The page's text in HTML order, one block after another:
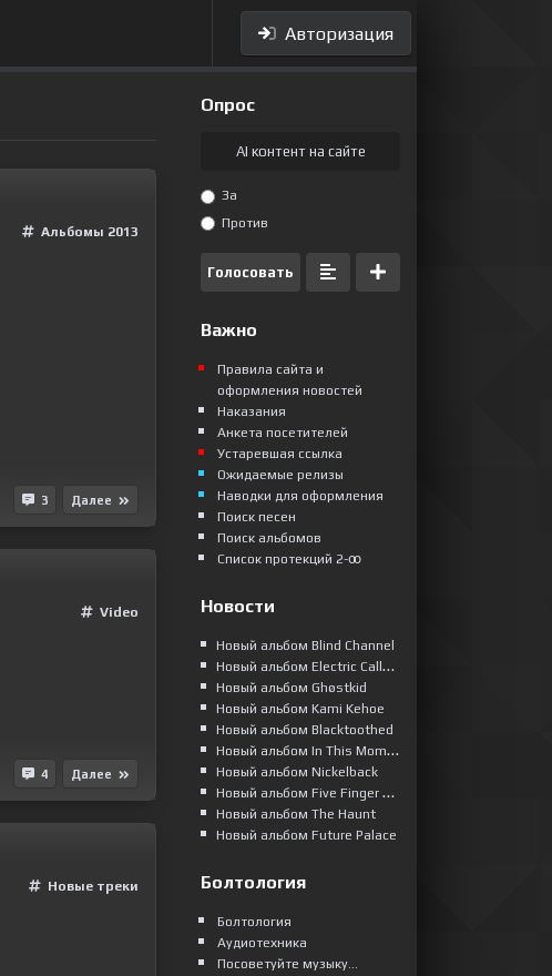
Авторизация
Альбомы 2013
3 Далее
Video
4 Далее
Новые треки
Опрос
AI контент на сайте
За
Против
Голосовать
Важно
Правила сайта и
оформления новостей
Наказания
Анкета посетителей
Устаревшая ссылка
Ожидаемые релизы
Наводки для оформления
Поиск песен
Поиск альбомов
Список протекций 2-ꝏ
Новости
Новый альбом Blind Channel
Новый альбом Electric Callboy
Новый альбом Ghøstkid
Новый альбом Kami Kehoe
Новый альбом Blacktoothed
Новый альбом In This Moment
Новый альбом Nickelback
Новый альбом Five Finger Death Punch
Новый альбом The Haunt
Новый альбом Future Palace
Болтология
Болтология
Аудиотехника
Посоветуйте музыку...